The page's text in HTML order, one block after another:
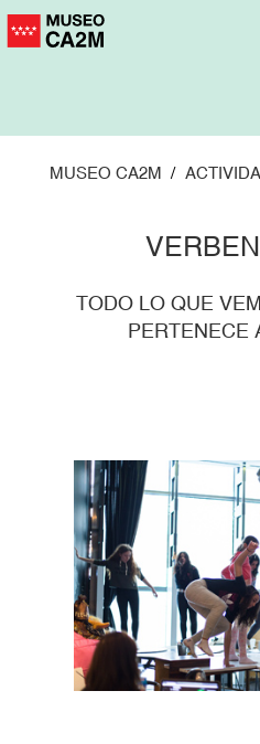
Pasar
MUSEO CA2M
TODO LO QUE
PERTENECE